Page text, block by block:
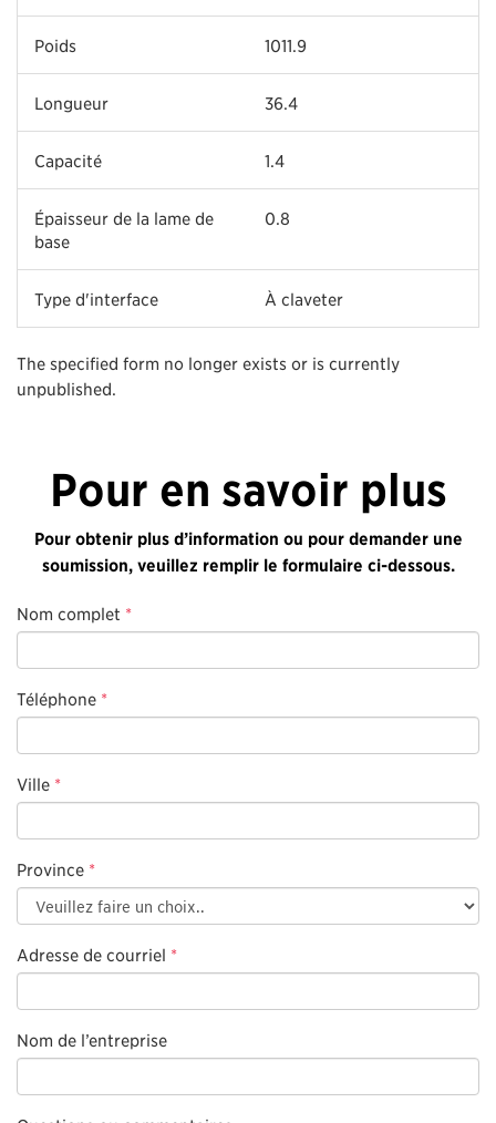
Poids 1011.9
Longueur 36.4
Capacité 1.4
Épaisseur de la lame de
base
0.8
Type d'interface À claveter
The specified form no longer exists or is currently
unpublished.
Pour en savoir plus
Pour obtenir plus d’information ou pour demander une
soumission, veuillez remplir le formulaire ci-dessous.
Nom complet *
Téléphone *
Ville *
Province *
Adresse de courriel *
Nom de l’entreprise